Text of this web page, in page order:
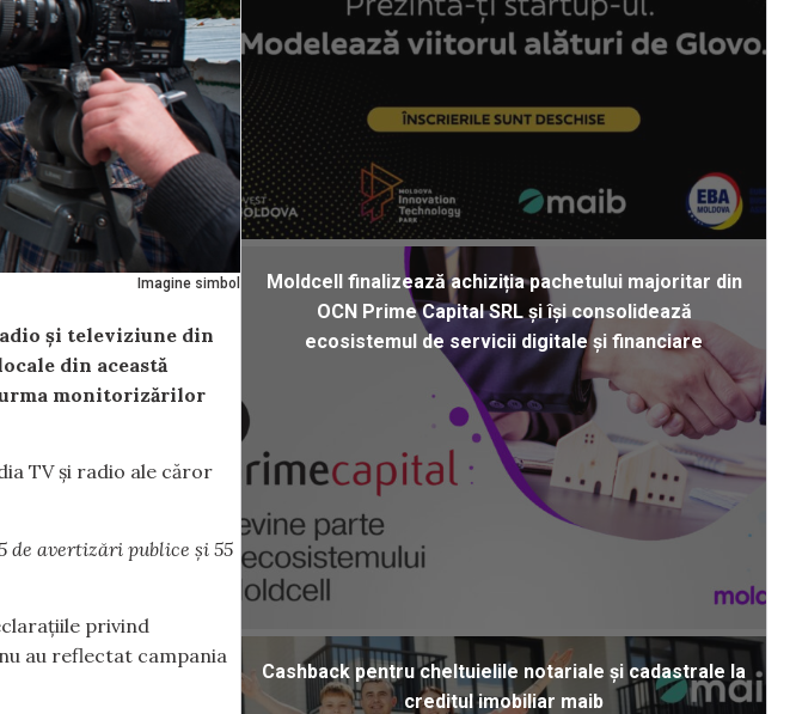
Imagine simbol
și televiziune din
din această
urma monitorizărilor
TV și radio ale căror
de avertizări publice și 55
privind
au reflectat campania
Moldcell finalizează achiziția pachetului majoritar din
OCN Prime Capital SRL și își consolidează
ecosistemul de servicii digitale și financiare
Cashback pentru cheltuielile notariale și cadastrale la
creditul imobiliar maib